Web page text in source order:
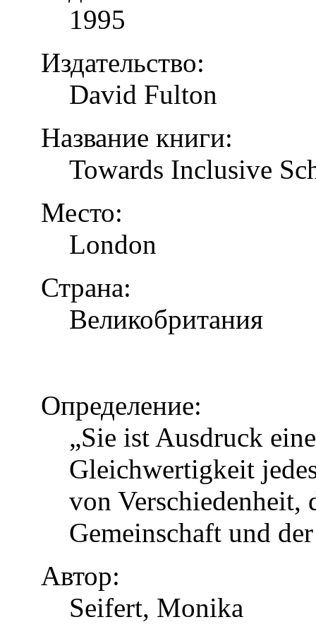
1995
Издательство:
David Fulton
Название книги:
Towards Inclusive
Место:
London
Страна:
Великобритания
Определение:
„Sie ist Ausdruck
Gleichwertigkeit
von Verschiedenheit,
Gemeinschaft und
Автор:
Seifert, Monika